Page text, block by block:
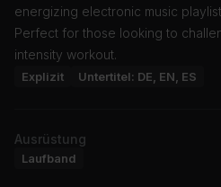
energizing electronic music
Perfect for those looking to
intensity workout.
Explizit Untertitel: DE, EN, ES
Ausrüstung
Laufband